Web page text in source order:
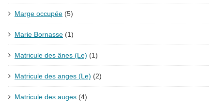
Marge occupée (5)
Marie Bornasse (1)
Matricule des ânes (Le) (1)
Matricule des anges (Le) (2)
Matricule des auges (4)